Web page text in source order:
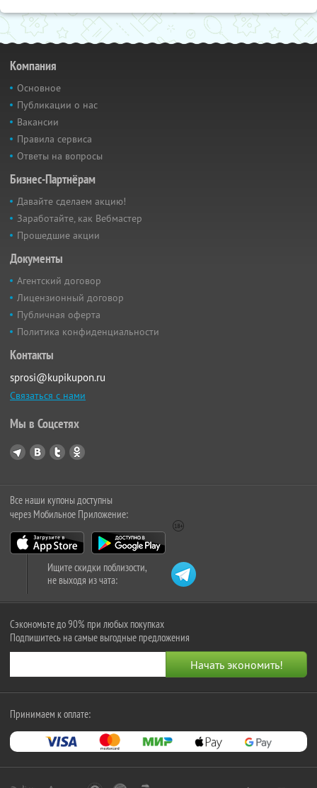
Компания
Основное
Публикации о нас
Вакансии
Правила сервиса
Ответы на вопросы
Бизнес-Партнёрам
Давайте сделаем акцию!
Заработайте, как Вебмастер
Прошедшие акции
Документы
Агентский договор
Лицензионный договор
Публичная оферта
Политика конфиденциальности
Контакты
sprosi@kupikupon.ru
Связаться с нами
Мы в Соцсетях
Все наши купоны доступны
через Мобильное Приложение:
Ищите скидки поблизости,
не выходя из чата:
Сэкономьте до 90% при любых покупках
Подпишитесь на самые выгодные предложения
Принимаем к оплате: